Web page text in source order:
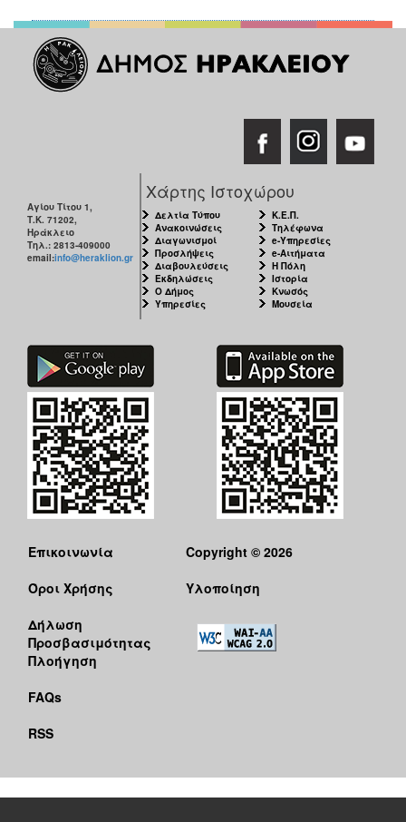
Αγίου Τίτου 1,
Τ.Κ. 71202,
Ηράκλειο
Τηλ.: 2813-409000
email:info@heraklion.gr
Χάρτης Ιστοχώρου
Δελτία Τύπου
Ανακοινώσεις
Διαγωνισμοί
Προσλήψεις
Διαβουλεύσεις
Εκδηλώσεις
Ο Δήμος
Υπηρεσίες
Κ.Ε.Π.
Τηλέφωνα
e-Υπηρεσίες
e-Αιτήματα
Η Πόλη
Ιστορία
Κνωσός
Μουσεία
Επικοινωνία
Όροι Χρήσης
Δήλωση
Προσβασιμότητας
Πλοήγηση
FAQs
RSS
Copyright © 2026
Υλοποίηση